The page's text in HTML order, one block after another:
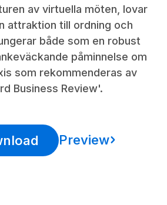
av virtuella möten, lovar
attraktion till ordning och
både som en robust
påminnelse om
som rekommenderas av
Business Review'.
Preview